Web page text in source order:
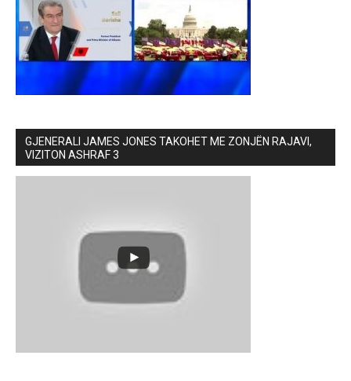
GJENERALI JAMES JONES TAKOHET ME ZONJËN RAJAVI,
VIZITON ASHRAF 3